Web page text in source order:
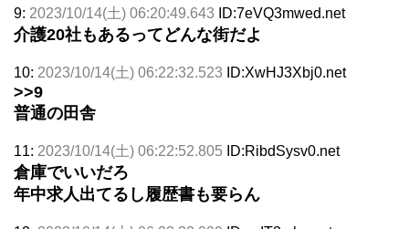
9: 2023/10/14(土) 06:20:49.643 ID:7eVQ3mwed.net
介護20社もあるってどんな街だよ
10: 2023/10/14(土) 06:22:32.523 ID:XwHJ3Xbj0.net
>>9
普通の田舎
11: 2023/10/14(土) 06:22:52.805 ID:RibdSysv0.net
倉庫でいいだろ
年中求人出てるし履歴書も要らん